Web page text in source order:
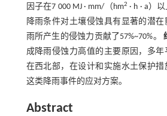
因子在7 000 MJ · mm/（hm2 · h · a）
降雨条件对土壤侵蚀具有显著的潜
雨所产生的侵蚀力贡献了57%~70%。
成降雨侵蚀力高值的主要原因，多
在西北部，在设计和实施水土保护
这类降雨事件的应对方案。
Abstract